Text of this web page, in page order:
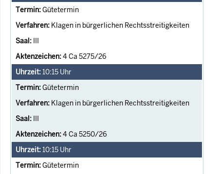
Gütetermin
Klagen in bürgerlichen Rechtsstreitigkeiten
III
4 Ca 5275/26
10:15 Uhr
Gütetermin
Klagen in bürgerlichen Rechtsstreitigkeiten
III
4 Ca 5250/26
10:15 Uhr
Gütetermin